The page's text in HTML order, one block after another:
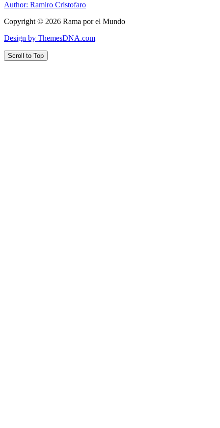
Author: Ramiro Cristofaro
Copyright © 2026 Rama por el Mundo
Design by ThemesDNA.com
Scroll to Top